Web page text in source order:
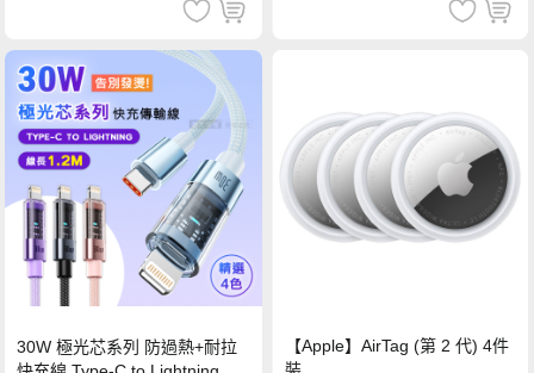
30W 極光芯系列 防過熱+耐拉
【Apple】AirTag (第 2 代) 4件
裝